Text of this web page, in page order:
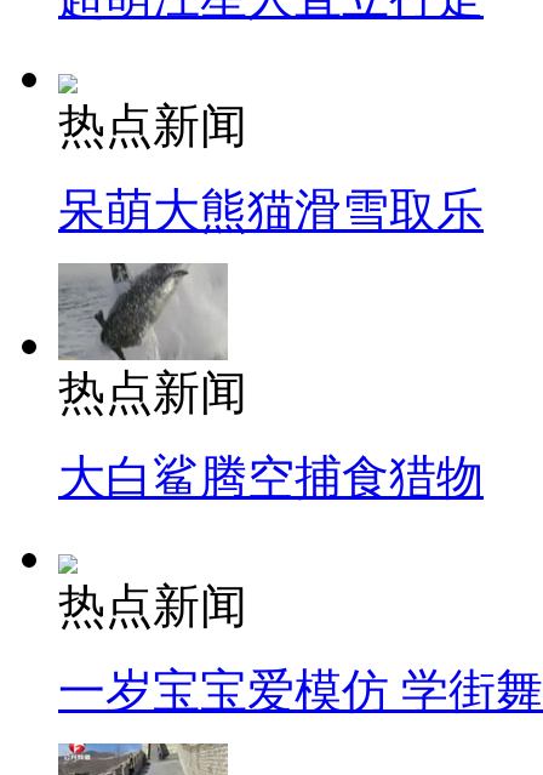
热点新闻
呆萌大熊猫滑雪取乐
热点新闻
大白鲨腾空捕食猎物
热点新闻
一岁宝宝爱模仿 学街